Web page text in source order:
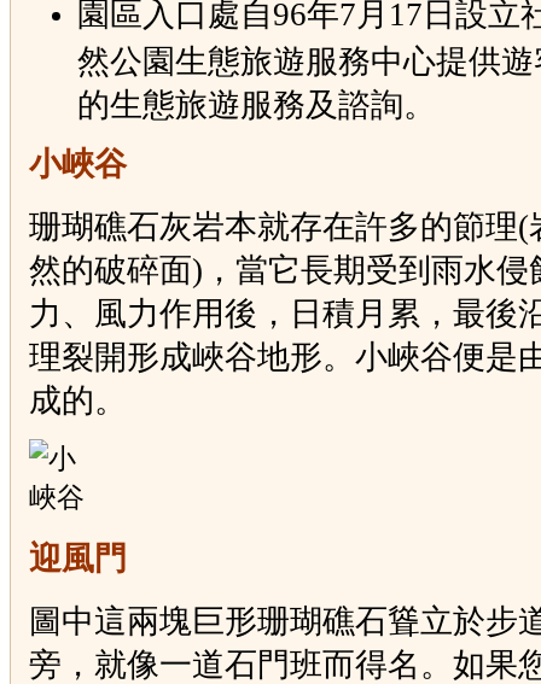
園區入口處自96年7月17日設立
然公園生態旅遊服務中心提供
的生態旅遊服務及諮詢。
小峽谷
珊瑚礁石灰岩本就存在許多的節理(
然的破碎面)，當它長期受到雨水侵
力、風力作用後，日積月累，最後
理裂開形成峽谷地形。小峽谷便是
成的。
迎風門
圖中這兩塊巨形珊瑚礁石聳立於步
旁，就像一道石門班而得名。如果